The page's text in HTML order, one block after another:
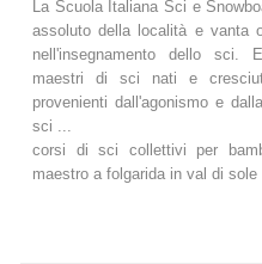
La Scuola Italiana Sci e
assoluto della località e vanta
nell'insegnamento dello sci.
maestri di sci nati e
provenienti dall'agonismo e
sci ...
corsi di sci collettivi per
maestro a folgarida in val di sole